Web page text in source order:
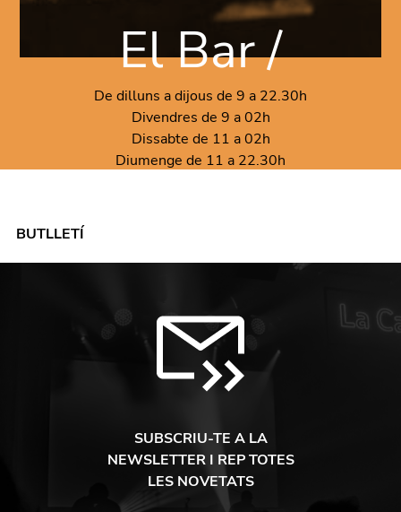
El Bar /
De dilluns a dijous de 9 a 22.30h
Divendres de 9 a 02h
Dissabte de 11 a 02h
Diumenge de 11 a 22.30h
BUTLLETÍ
SUBSCRIU-TE A LA
NEWSLETTER I REP TOTES
LES NOVETATS